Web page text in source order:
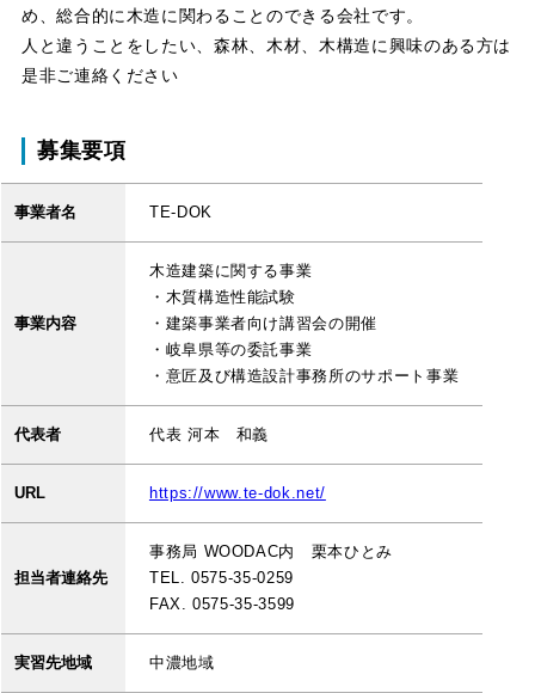
め、総合的に木造に関わることのできる会社です。
人と違うことをしたい、森林、木材、木構造に興味のある方は
是非ご連絡ください
募集要項
事業者名 TE-DOK
事業内容
木造建築に関する事業
・木質構造性能試験
・建築事業者向け講習会の開催
・岐阜県等の委託事業
・意匠及び構造設計事務所のサポート事業
代表者 代表 河本 和義
URL https://www.te-dok.net/
担当者連絡先
事務局 WOODAC内 栗本ひとみ
TEL. 0575-35-0259
FAX. 0575-35-3599
実習先地域 中濃地域